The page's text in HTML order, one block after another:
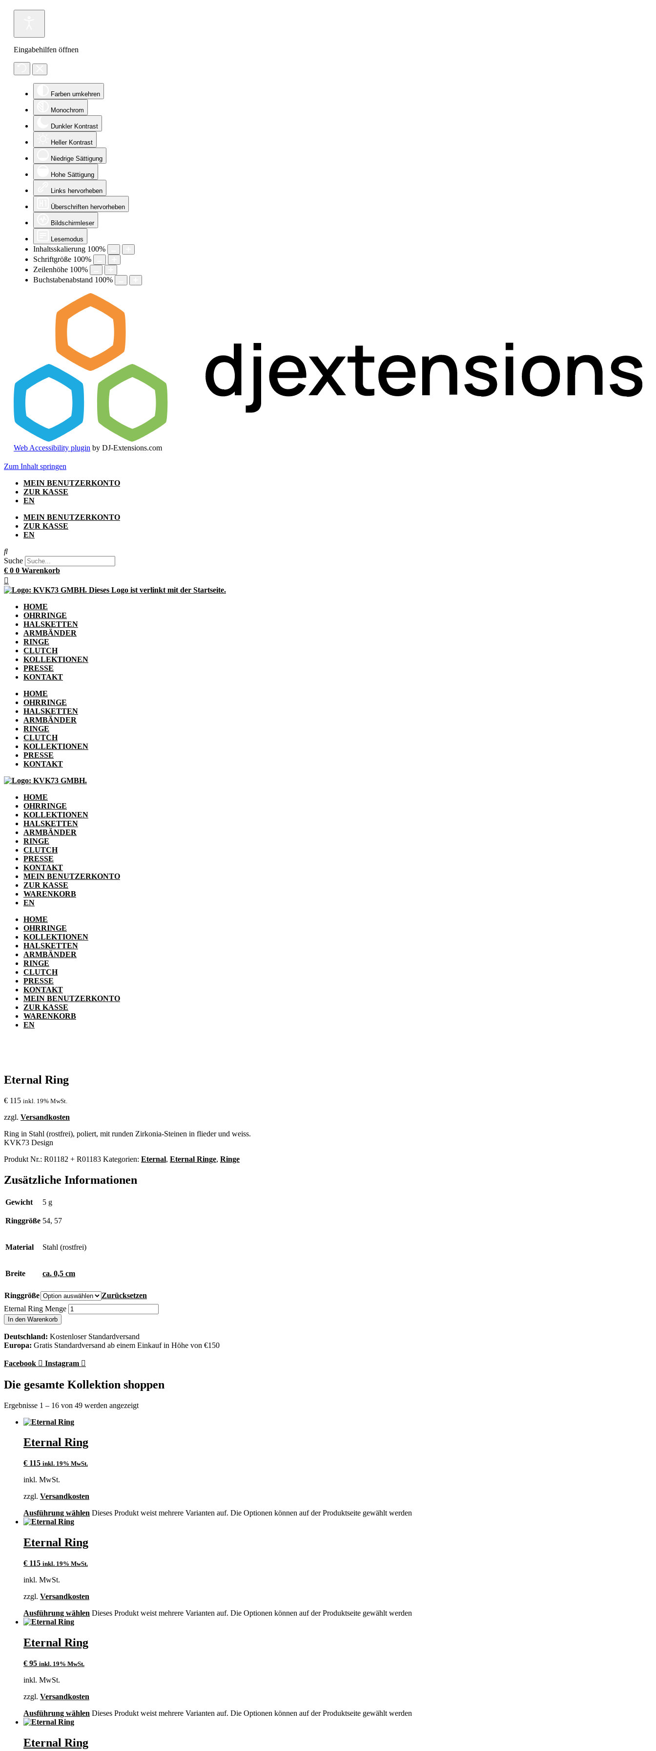
Eingabehilfen öffnen
Farben umkehren
Monochrom
Dunkler Kontrast
Heller Kontrast
Niedrige Sättigung
Hohe Sättigung
Links hervorheben
Überschriften hervorheben
Bildschirmleser
Lesemodus
Inhaltsskalierung 100%
Schriftgröße 100%
Zeilenhöhe 100%
Buchstabenabstand 100%
Web Accessibility plugin by DJ-Extensions.com
Zum Inhalt springen
MEIN BENUTZERKONTO
ZUR KASSE
EN
MEIN BENUTZERKONTO
ZUR KASSE
EN
Suche
€ 0 0 Warenkorb
HOME
OHRRINGE
HALSKETTEN
ARMBÄNDER
RINGE
CLUTCH
KOLLEKTIONEN
PRESSE
KONTAKT
HOME
OHRRINGE
HALSKETTEN
ARMBÄNDER
RINGE
CLUTCH
KOLLEKTIONEN
PRESSE
KONTAKT
HOME
OHRRINGE
KOLLEKTIONEN
HALSKETTEN
ARMBÄNDER
RINGE
CLUTCH
PRESSE
KONTAKT
MEIN BENUTZERKONTO
ZUR KASSE
WARENKORB
EN
HOME
OHRRINGE
KOLLEKTIONEN
HALSKETTEN
ARMBÄNDER
RINGE
CLUTCH
PRESSE
KONTAKT
MEIN BENUTZERKONTO
ZUR KASSE
WARENKORB
EN
Eternal Ring
€ 115 inkl. 19% MwSt.
zzgl. Versandkosten
Ring in Stahl (rostfrei), poliert, mit runden Zirkonia-Steinen in flieder und weiss.
KVK73 Design
Produkt Nr.: R01182 + R01183 Kategorien: Eternal, Eternal Ringe, Ringe
Zusätzliche Informationen
Gewicht 5 g
Ringgröße 54, 57
Material Stahl (rostfrei)
Breite ca. 0,5 cm
Ringgröße
Zurücksetzen
Eternal Ring Menge
In den Warenkorb
Deutschland: Kostenloser Standardversand
Europa: Gratis Standardversand ab einem Einkauf in Höhe von €150
Facebook Instagram
Die gesamte Kollektion shoppen
Ergebnisse 1 – 16 von 49 werden angezeigt
Eternal Ring
€ 115 inkl. 19% MwSt.
inkl. MwSt.
zzgl. Versandkosten
Ausführung wählen Dieses Produkt weist mehrere Varianten auf. Die Optionen können auf der Produktseite gewählt werden
Eternal Ring
€ 115 inkl. 19% MwSt.
inkl. MwSt.
zzgl. Versandkosten
Ausführung wählen Dieses Produkt weist mehrere Varianten auf. Die Optionen können auf der Produktseite gewählt werden
Eternal Ring
€ 95 inkl. 19% MwSt.
inkl. MwSt.
zzgl. Versandkosten
Ausführung wählen Dieses Produkt weist mehrere Varianten auf. Die Optionen können auf der Produktseite gewählt werden
Eternal Ring